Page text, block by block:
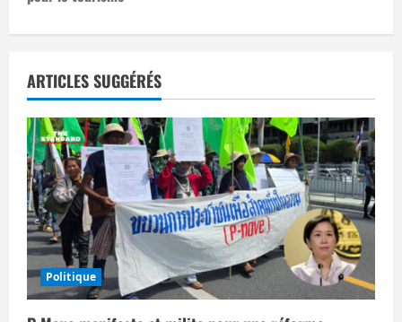
g
t
i
o
n
d
’
ARTICLES SUGGÉRÉS
Politique